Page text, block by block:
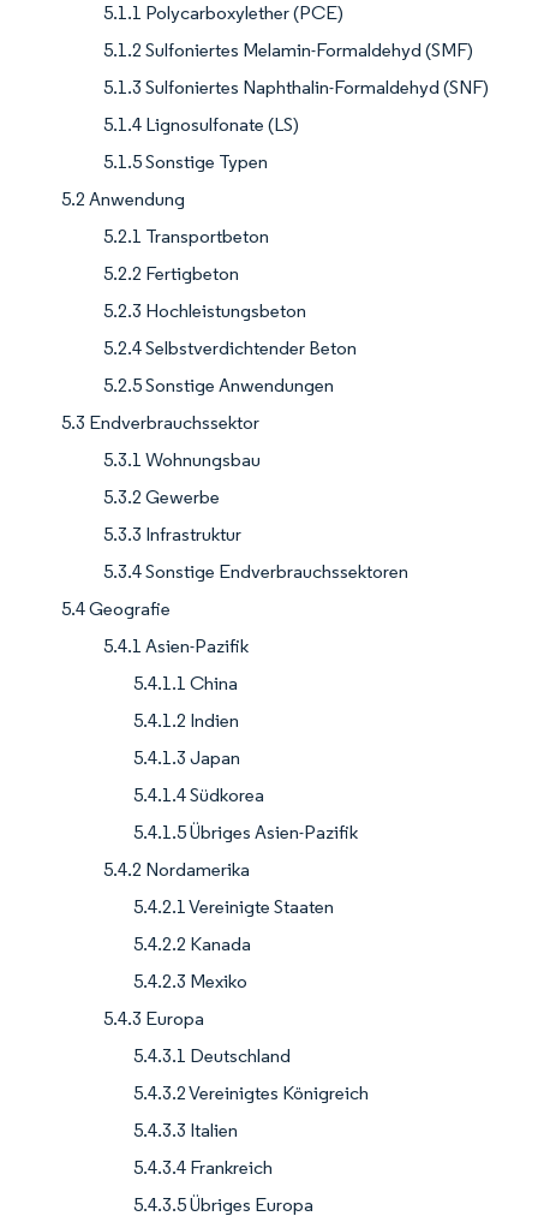
5.1.1 Polycarboxylether (PCE)
5.1.2 Sulfoniertes Melamin-Formaldehyd (SMF)
5.1.3 Sulfoniertes Naphthalin-Formaldehyd (SNF)
5.1.4 Lignosulfonate (LS)
5.1.5 Sonstige Typen
5.2 Anwendung
5.2.1 Transportbeton
5.2.2 Fertigbeton
5.2.3 Hochleistungsbeton
5.2.4 Selbstverdichtender Beton
5.2.5 Sonstige Anwendungen
5.3 Endverbrauchssektor
5.3.1 Wohnungsbau
5.3.2 Gewerbe
5.3.3 Infrastruktur
5.3.4 Sonstige Endverbrauchssektoren
5.4 Geografie
5.4.1 Asien-Pazifik
5.4.1.1 China
5.4.1.2 Indien
5.4.1.3 Japan
5.4.1.4 Südkorea
5.4.1.5 Übriges Asien-Pazifik
5.4.2 Nordamerika
5.4.2.1 Vereinigte Staaten
5.4.2.2 Kanada
5.4.2.3 Mexiko
5.4.3 Europa
5.4.3.1 Deutschland
5.4.3.2 Vereinigtes Königreich
5.4.3.3 Italien
5.4.3.4 Frankreich
5.4.3.5 Übriges Europa